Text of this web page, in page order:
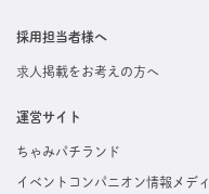
採用担当者様へ
求人掲載をお考えの方へ
運営サイト
ちゃみパチランド
イベントコンパニオン情報メデ